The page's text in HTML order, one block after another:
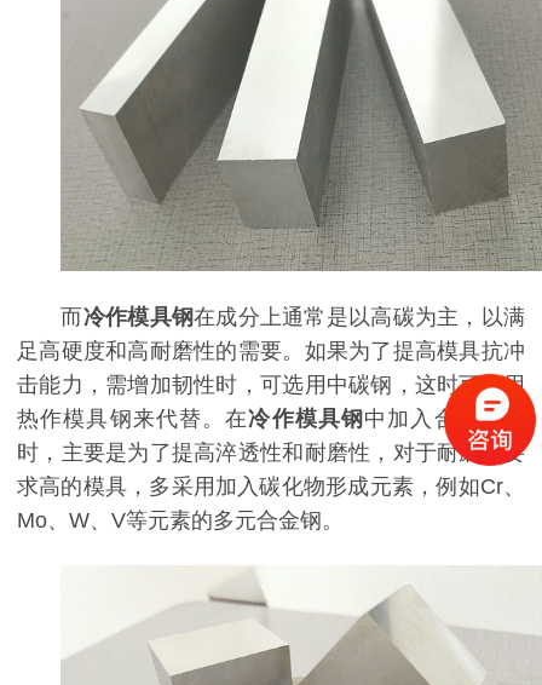
而冷作模具钢在成分上通常是以高碳为主，以满
足高硬度和高耐磨性的需要。如果为了提高模具抗冲
击能力，需增加韧性时，可选用中碳钢，这时可借用
热作模具钢来代替。在冷作模具钢中加入合金元素
时，主要是为了提高淬透性和耐磨性，对于耐磨性要
求高的模具，多采用加入碳化物形成元素，例如Cr、
Mo、W、V等元素的多元合金钢。